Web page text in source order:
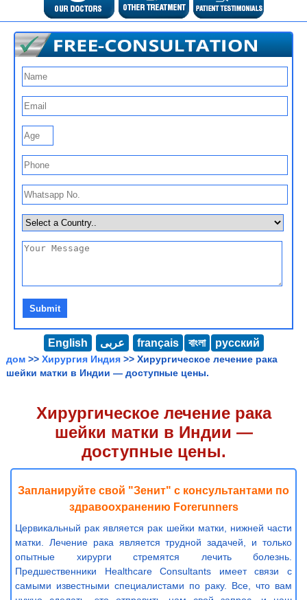
English عربى français বাংলা русский
дом >> Хирургия Индия >> Хирургическое лечение рака
шейки матки в Индии — доступные цены.
Хирургическое лечение рака
шейки матки в Индии —
доступные цены.
Запланируйте свой "Зенит" с консультантами по
здравоохранению Forerunners
Цервикальный рак является рак шейки матки, нижней части
матки. Лечение рака является трудной задачей, и только
опытные хирурги стремятся лечить болезнь.
Предшественники Healthcare Consultants имеет связи с
самыми известными специалистами по раку. Все, что вам